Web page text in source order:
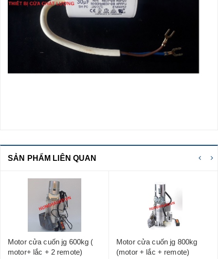
SẢN PHẨM LIÊN QUAN
Motor cửa cuốn jg 600kg (
motor+ lắc + 2 remote)
Motor cửa cuốn jg 800kg
(motor + lắc + remote)